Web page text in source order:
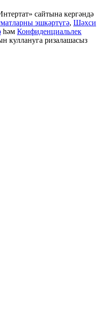
сайтына кергәндә
эшкәртүгә, Шәхси
һәм Конфиденциальлек
куллануга ризалашасыз